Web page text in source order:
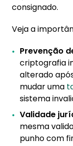
consignado.
Veja a
Prevenção
criptografia
alterado
mudar uma
sistema
Validade
mesma
punho com